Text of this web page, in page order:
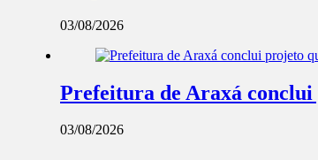
03/08/2026
Prefeitura de Araxá conclui
03/08/2026